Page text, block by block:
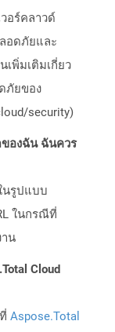
อร์คลาวด์
อดภัยและ
พิ่มเติมเกี่ยว
ภัยของ
security)
องฉัน ฉันควร
นรูปแบบ
ในกรณีที่
น
Cloud
Aspose.Total